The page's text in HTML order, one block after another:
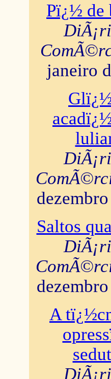
Pï¿½ de
janeiro
Saltos
A